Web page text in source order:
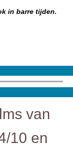
in barre tijden.
van
10 en